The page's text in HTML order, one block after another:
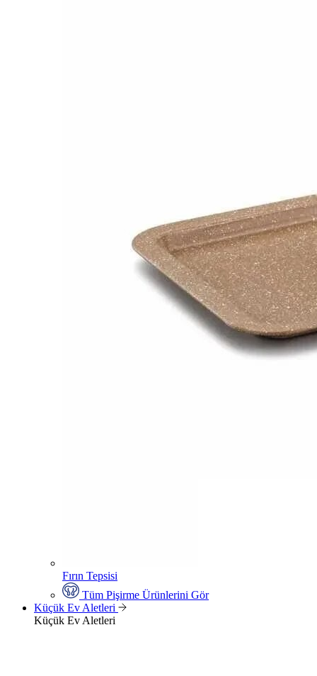
Fırın Tepsisi
Tüm Pişirme Ürünlerini Gör
Küçük Ev Aletleri
Küçük Ev Aletleri